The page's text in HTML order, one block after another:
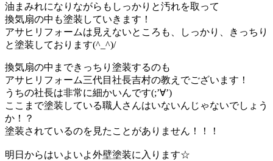
油まみれになりながらもしっかりと汚れを取って
換気扇の中も塗装していきます！
アサヒリフォームは見えないところも、しっかり、きっちり
と塗装しております(^_^)/
換気扇の中まできっちり塗装するのも
アサヒリフォーム三代目社長吉村の教えでございます！
うちの社長は非常に細かいんです(;’∀’)
ここまで塗装している職人さんはいないんじゃないでしょう
か！？
塗装されているのを見たことがありません！！！
明日からはいよいよ外壁塗装に入ります☆